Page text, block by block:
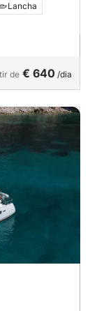
Lancha
de € 640 /dia